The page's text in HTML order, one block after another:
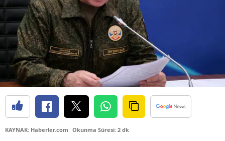
KAYNAK: Haberler.com Okunma Süresi: 2 dk